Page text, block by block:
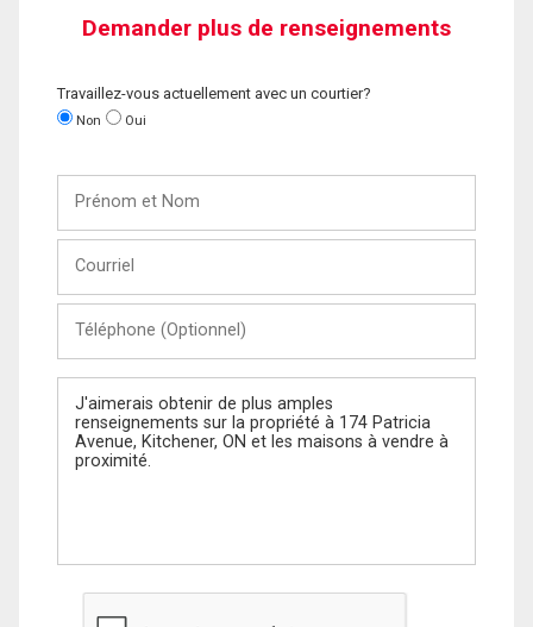
Demander plus de renseignements
Travaillez-vous actuellement avec un courtier?
Non Oui
Nom
(Optionnel)
Message